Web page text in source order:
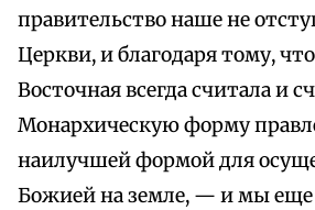
правительство наше не
Церкви, и благодаря тому,
Восточная всегда считала и
Монархическую форму
наилучшей формой для
Божией на земле, — и мы еще